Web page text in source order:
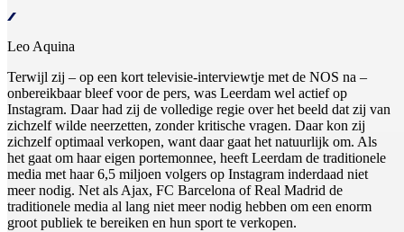
Leo Aquina
Terwijl zij – op een kort televisie-interviewtje met de NOS na –
onbereikbaar bleef voor de pers, was Leerdam wel actief op
Instagram. Daar had zij de volledige regie over het beeld dat zij van
zichzelf wilde neerzetten, zonder kritische vragen. Daar kon zij
zichzelf optimaal verkopen, want daar gaat het natuurlijk om. Als
het gaat om haar eigen portemonnee, heeft Leerdam de traditionele
media met haar 6,5 miljoen volgers op Instagram inderdaad niet
meer nodig. Net als Ajax, FC Barcelona of Real Madrid de
traditionele media al lang niet meer nodig hebben om een enorm
groot publiek te bereiken en hun sport te verkopen.